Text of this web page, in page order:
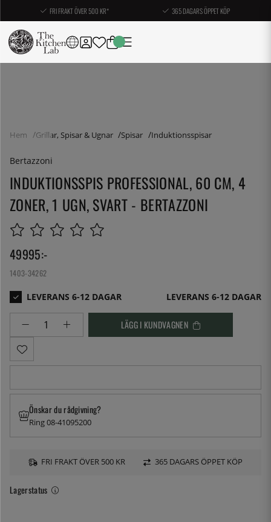
FRI FRAKT ÖVER 500 KR* 365 DAGARS ÖPPET KÖP
Hem Grillar, Spisar & Ugnar Spisar Induktionsspisar
Bertazzoni
INDUKTIONSSPIS PROFESSIONAL, 60 CM, 4
ZONER, 1 UGN, SVART - BERTAZZONI
49995:-
1403-34262
LEVERANS 6-12 DAGAR
LÄGG I KUNDVAGNEN
Lagerstatus
Önskar du rådgivning?
Ring 08-41095200
FRI FRAKT ÖVER 500 KR 365 DAGARS ÖPPET KÖP